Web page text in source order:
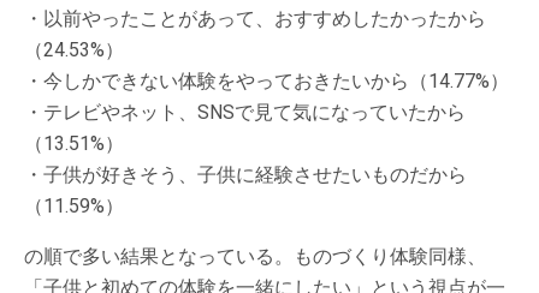
・以前やったことがあって、おすすめしたかったから
（24.53%）
・今しかできない体験をやっておきたいから（14.77%）
・テレビやネット、SNSで見て気になっていたから
（13.51%）
・子供が好きそう、子供に経験させたいものだから
（11.59%）
の順で多い結果となっている。ものづくり体験同様、
「子供と初めての体験を一緒にしたい」という視点が一